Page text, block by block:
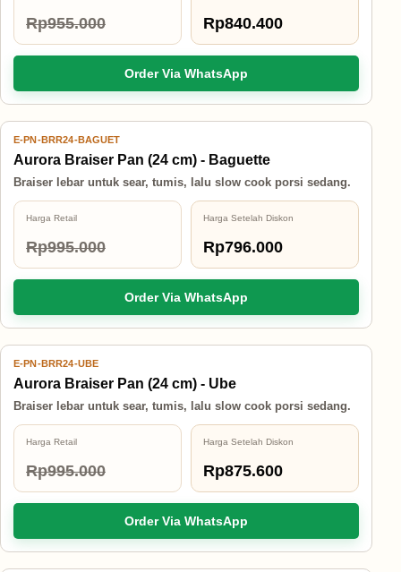
Rp955.000 Rp840.400
Order Via WhatsApp
20% OFF
E-PN-BRR24-BAGUET
Aurora Braiser Pan (24 cm) - Baguette
Braiser lebar untuk sear, tumis, lalu slow cook porsi sedang.
Harga Retail
Rp995.000
Harga Setelah Diskon
Rp796.000
Order Via WhatsApp
12% OFF
E-PN-BRR24-UBE
Aurora Braiser Pan (24 cm) - Ube
Braiser lebar untuk sear, tumis, lalu slow cook porsi sedang.
Harga Retail
Rp995.000
Harga Setelah Diskon
Rp875.600
Order Via WhatsApp